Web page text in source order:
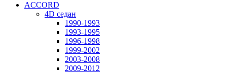
ACCORD
4D седан
1990-1993
1993-1995
1996-1998
1999-2002
2003-2008
2009-2012